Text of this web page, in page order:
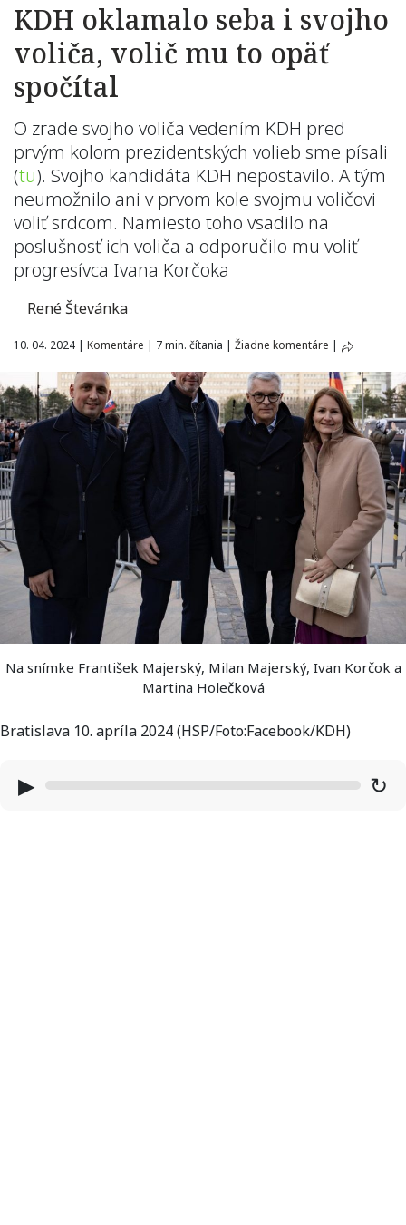
KDH oklamalo seba i svojho
voliča, volič mu to opäť
spočítal
O zrade svojho voliča vedením KDH pred
prvým kolom prezidentských volieb sme písali
(tu). Svojho kandidáta KDH nepostavilo. A tým
neumožnilo ani v prvom kole svojmu voličovi
voliť srdcom. Namiesto toho vsadilo na
poslušnosť ich voliča a odporučilo mu voliť
progresívca Ivana Korčoka
René Števánka
10. 04. 2024 | Komentáre | 7 min. čítania | Žiadne komentáre |
Na snímke František Majerský, Milan Majerský, Ivan Korčok a
Martina Holečková
Bratislava 10. apríla 2024 (HSP/Foto:Facebook/KDH)
▶ ↻